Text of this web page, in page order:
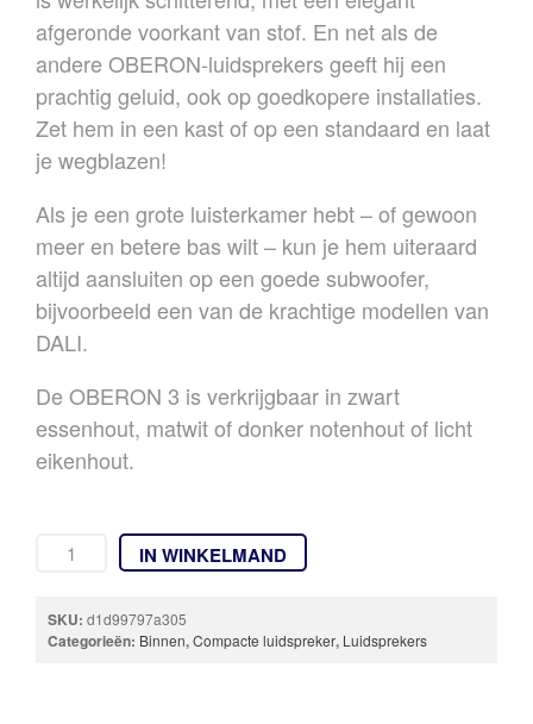
afgeronde voorkant van stof. En net als de
andere OBERON-luidsprekers geeft hij een
prachtig geluid, ook op goedkopere installaties.
Zet hem in een kast of op een standaard en laat
je wegblazen!
Als je een grote luisterkamer hebt – of gewoon
meer en betere bas wilt – kun je hem uiteraard
altijd aansluiten op een goede subwoofer,
bijvoorbeeld een van de krachtige modellen van
DALI.
De OBERON 3 is verkrijgbaar in zwart
essenhout, matwit of donker notenhout of licht
eikenhout.
IN WINKELMAND
SKU: d1d99797a305
Categorieën: Binnen,Compacte luidspreker, Luidsprekers